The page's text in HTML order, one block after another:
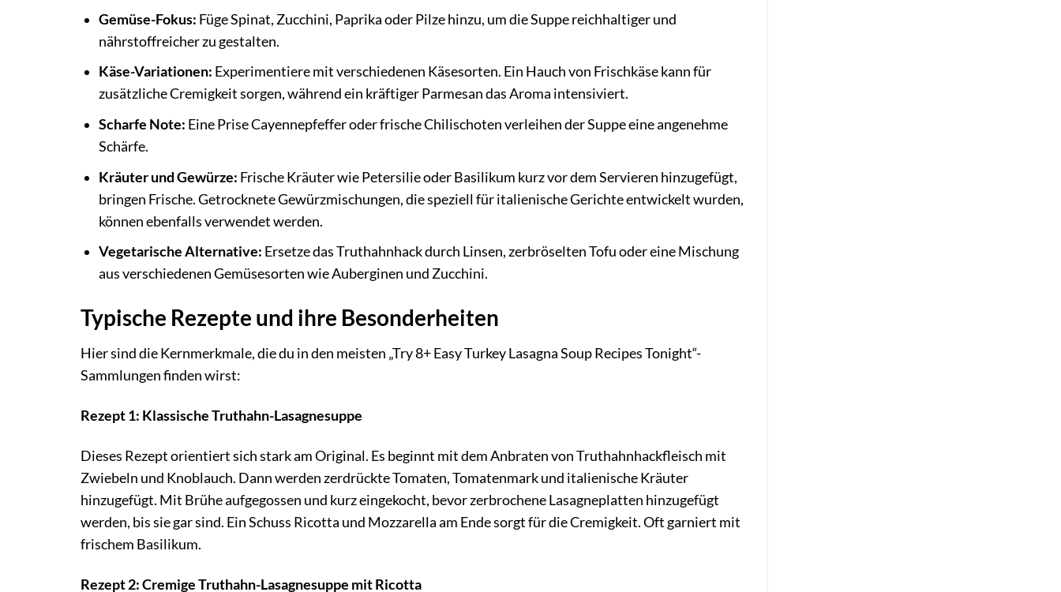
Gemüse-Fokus: Füge Spinat, Zucchini, Paprika oder Pilze hinzu, um die Suppe reichhaltiger und
nährstoffreicher zu gestalten.
Käse-Variationen: Experimentiere mit verschiedenen Käsesorten. Ein Hauch von Frischkäse kann für
zusätzliche Cremigkeit sorgen, während ein kräftiger Parmesan das Aroma intensiviert.
Scharfe Note: Eine Prise Cayennepfeffer oder frische Chilischoten verleihen der Suppe eine angenehme
Schärfe.
Kräuter und Gewürze: Frische Kräuter wie Petersilie oder Basilikum kurz vor dem Servieren hinzugefügt,
bringen Frische. Getrocknete Gewürzmischungen, die speziell für italienische Gerichte entwickelt wurden,
können ebenfalls verwendet werden.
Vegetarische Alternative: Ersetze das Truthahnhack durch Linsen, zerbröselten Tofu oder eine Mischung
aus verschiedenen Gemüsesorten wie Auberginen und Zucchini.
Typische Rezepte und ihre Besonderheiten
Hier sind die Kernmerkmale, die du in den meisten „Try 8+ Easy Turkey Lasagna Soup Recipes Tonight“-
Sammlungen finden wirst:
Rezept 1: Klassische Truthahn-Lasagnesuppe
Dieses Rezept orientiert sich stark am Original. Es beginnt mit dem Anbraten von Truthahnhackfleisch mit
Zwiebeln und Knoblauch. Dann werden zerdrückte Tomaten, Tomatenmark und italienische Kräuter
hinzugefügt. Mit Brühe aufgegossen und kurz eingekocht, bevor zerbrochene Lasagneplatten hinzugefügt
werden, bis sie gar sind. Ein Schuss Ricotta und Mozzarella am Ende sorgt für die Cremigkeit. Oft garniert mit
frischem Basilikum.
Rezept 2: Cremige Truthahn-Lasagnesuppe mit Ricotta